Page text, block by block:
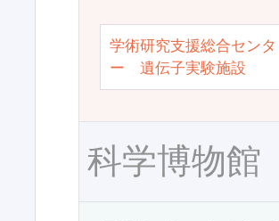
学術研究支援総合センタ
ー 遺伝子実験施設
科学博物館